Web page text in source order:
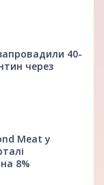
40-
через
Meat у
8%